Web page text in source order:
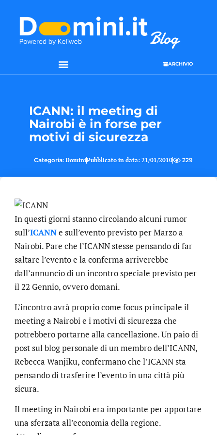
ARCHIVIO
ICANN: il meeting di
Nairobi è in forse per
motivi di sicurezza
Categoria: DominiPubblicato in data: 21/01/2010 229
In questi giorni stanno circolando alcuni rumor
sull’ICANNe sull’evento previsto per Marzo a
Nairobi. Pare che l’ICANN stesse pensando di far
saltare l’evento e la conferma arriverebbe
dall’annuncio di un incontro speciale previsto per
il 22 Gennio, ovvero domani.
L’incontro avrà proprio come focus principale il
meeting a Nairobi e i motivi di sicurezza che
potrebbero portarne alla cancellazione. Un paio di
post sul blog personale di un membro dell’ICANN,
Rebecca Wanjiku, confermano che l’ICANN sta
pensando di trasferire l’evento in una città più
sicura.
Il meeting in Nairobi era importante per apportare
una sferzata all’economia della regione.